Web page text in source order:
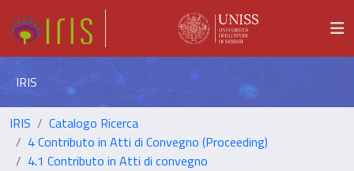
IRIS
IRIS
Catalogo Ricerca
4 Contributo in Atti di Convegno (Proceeding)
4.1 Contributo in Atti di convegno